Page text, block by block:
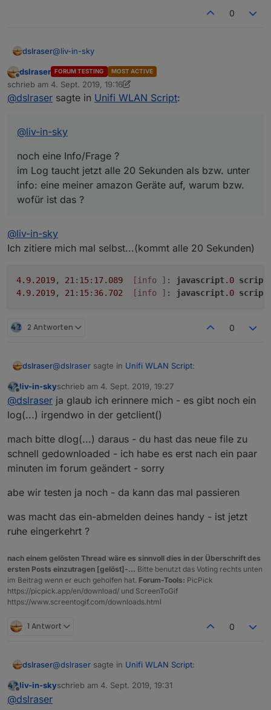
javascript.0	2019-09-04 21:57:42.255
javascript.0	2019-09-04 21:57:42.255
javascript.0	2019-09-04 21:57:42.254
0
dslraser@liv-in-sky
noch eine Info/Frage ?
im Log taucht jetzt alle 20 Sekunden als bzw. unter
info: eine meiner amazon Geräte auf, warum bzw.
Offline
dslraser FORUM TESTING MOST ACTIVE
schrieb am 4. Sept. 2019, 19:16
zuletzt editiert von dslraser9. Apr. 2019, 21:16
@dslraser sagte in Unifi WLAN Script:
@liv-in-sky
noch eine Info/Frage ?
im Log taucht jetzt alle 20 Sekunden als bzw. unter
info: eine meiner amazon Geräte auf, warum bzw.
wofür ist das ?
@liv-in-sky
Ich zitiere mich mal selbst...(kommt alle 20 Sekunden)
4.9.2019, 21 : 15: 17.089 [info ] : javascript.0 script
4.9.2019, 21 : 15: 36.702 [info ] : javascript.0 script
2 Antworten 0
dslraser@dslraser sagte in Unifi WLAN Script:
@liv-in-sky
noch eine Info/Frage ?
unter info: eine meiner amazon Geräte auf,
warum bzw. wofür ist das ?
@ liv-in-sky
4.9.2019, 21:15:17.089	[info ]: javascript.0
Offline
liv-in-skyschrieb am 4. Sept. 2019, 19:27
zuletzt editiert von
@dslraser ja glaub ich erinnere mich - es gibt noch ein
log(...) irgendwo in der getclient()
mach bitte dlog(...) daraus - du hast das neue file zu
schnell gedownloaded - ich habe es erst nach ein paar
minuten im forum geändert - sorry
abe wir testen ja noch - da kann das mal passieren
was macht das ein-abmelden deines handy - ist jetzt
ruhe eingerkehrt ?
nach einem gelösten Thread wäre es sinnvoll dies in der Überschrift des
ersten Posts einzutragen [gelöst]-... Bitte benutzt das Voting rechts unten
im Beitrag wenn er euch geholfen hat. Forum-Tools: PicPick
https://picpick.app/en/download/ und ScreenToGif
https://www.screentogif.com/downloads.html
1 Antwort 0
dslraser@dslraser sagte in Unifi WLAN Script:
Offline
liv-in-skyschrieb am 4. Sept. 2019, 19:31
zuletzt editiert von
@dslraser